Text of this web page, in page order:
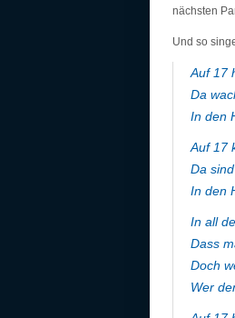
nächsten
Und so
Auf 17
Da
In den
Auf 17
Da
In den
In all
Dass
Doch
Wer